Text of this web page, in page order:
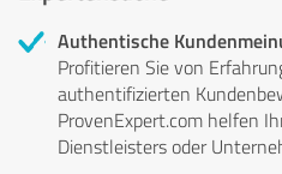
Authentische
Profitieren Sie von
authentifizierten
ProvenExpert.com helfen
Dienstleisters oder